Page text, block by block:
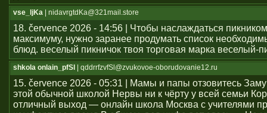
vse_ljKa | nidavrgtdKa@321mail.store
18. července 2026 - 14:56 | Чтобы наслаждаться
максимуму, нужно заранее продумать список
блюд. веселый пикничок твоя торговая марка веселый-
shkola onlain_pfSl | qddrrfzvfSl@zvukovoe-oborudovanie12.ru
15. července 2026 - 05:31 | Мамы и папы отзовитесь
этой обычной школой Нервы ни к чёрту у всей семьи
отличный выход — онлайн школа Москва с учителями